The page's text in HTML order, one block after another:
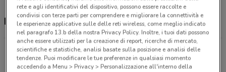
Regina supermercati e orari
Via Nomentana Km, 25.700 Monterotondo
698 m
APERTO
rete e agli identificativi del dispositivo, possono essere raccolte e
condivisi con terze parti per comprendere e migliorare la connettività e
le esperienze applicative sulle delle reti wireless, come meglio indicato
nel paragrafo 13.b della nostra Privacy Policy. Inoltre, i tuoi dati possono
anche essere utilizzati per la creazione di report, ricerche di mercato,
scientifiche e statistiche, analisi basate sulla posizione e analisi delle
tendenze. Puoi modificare le tue preferenze in qualsiasi momento
accedendo a Menu > Privacy > Personalizzazione all'interno della